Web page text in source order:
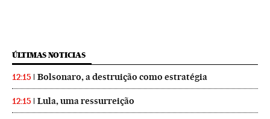
ÚLTIMAS NOTICIAS
12:15 Bolsonaro, a destruição como estratégia
12:15 Lula, uma ressurreição